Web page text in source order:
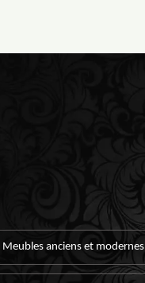
Meubles anciens et modernes